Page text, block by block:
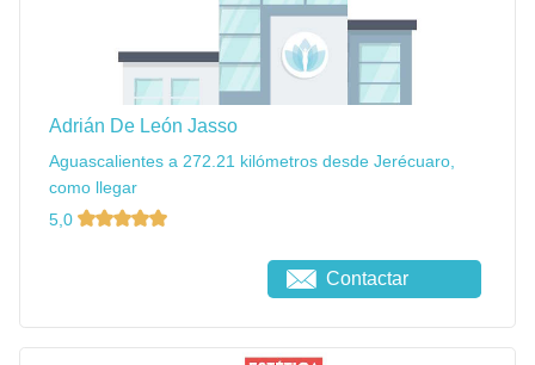
Adrián De León Jasso
Aguascalientes a 272.21 kilómetros desde Jerécuaro,
como llegar
5,0
Contactar